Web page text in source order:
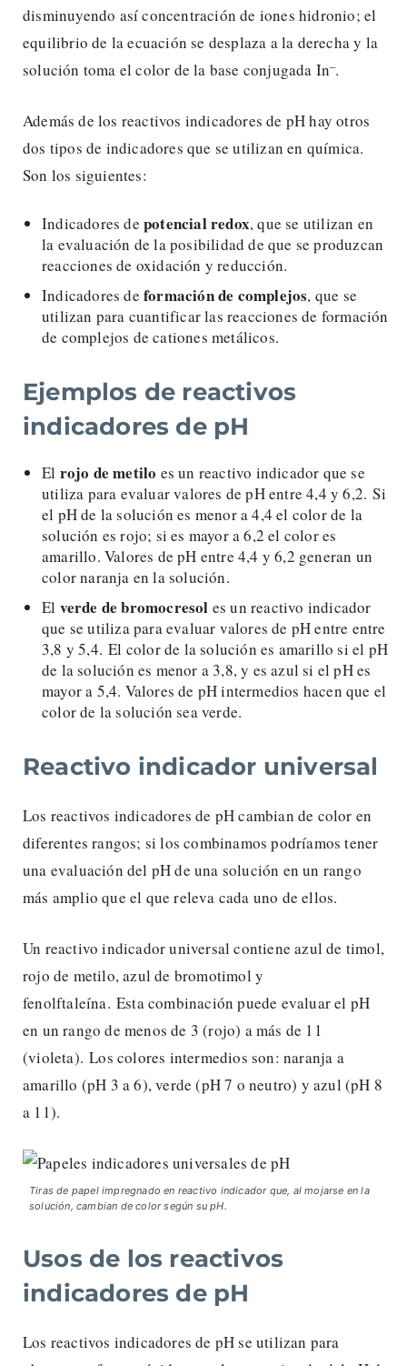
disminuyendo así concentración de iones hidronio; el
equilibrio de la ecuación se desplaza a la derecha y la
solución toma el color de la base conjugada In–.
Además de los reactivos indicadores de pH hay otros
dos tipos de indicadores que se utilizan en química.
Son los siguientes:
Indicadores de potencial redox, que se utilizan en
la evaluación de la posibilidad de que se produzcan
reacciones de oxidación y reducción.
Indicadores de formación de complejos, que se
utilizan para cuantificar las reacciones de formación
de complejos de cationes metálicos.
Ejemplos de reactivos
indicadores de pH
El rojo de metilo es un reactivo indicador que se
utiliza para evaluar valores de pH entre 4,4 y 6,2. Si
el pH de la solución es menor a 4,4 el color de la
solución es rojo; si es mayor a 6,2 el color es
amarillo. Valores de pH entre 4,4 y 6,2 generan un
color naranja en la solución.
El verde de bromocresol es un reactivo indicador
que se utiliza para evaluar valores de pH entre entre
3,8 y 5,4. El color de la solución es amarillo si el pH
de la solución es menor a 3,8, y es azul si el pH es
mayor a 5,4. Valores de pH intermedios hacen que el
color de la solución sea verde.
Reactivo indicador universal
Los reactivos indicadores de pH cambian de color en
diferentes rangos; si los combinamos podríamos tener
una evaluación del pH de una solución en un rango
más amplio que el que releva cada uno de ellos.
Un reactivo indicador universal contiene azul de timol,
rojo de metilo, azul de bromotimol y
fenolftaleína. Esta combinación puede evaluar el pH
en un rango de menos de 3 (rojo) a más de 11
(violeta). Los colores intermedios son: naranja a
amarillo (pH 3 a 6), verde (pH 7 o neutro) y azul (pH 8
a 11).
Tiras de papel impregnado en reactivo indicador que, al mojarse en la
solución, cambian de color según su pH.
Usos de los reactivos
indicadores de pH
Los reactivos indicadores de pH se utilizan para